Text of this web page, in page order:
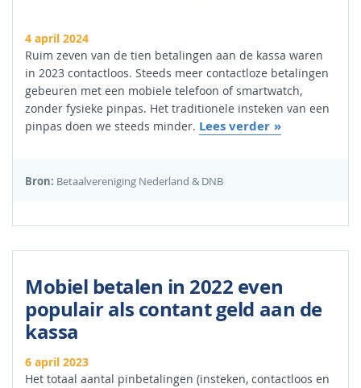
4 april 2024
Ruim zeven van de tien betalingen aan de kassa waren
in 2023 contactloos. Steeds meer contactloze betalingen
gebeuren met een mobiele telefoon of smartwatch,
zonder fysieke pinpas. Het traditionele insteken van een
pinpas doen we steeds minder. Lees verder
Bron: Betaalvereniging Nederland & DNB
Mobiel betalen in 2022 even
populair als contant geld aan de
kassa
6 april 2023
Het totaal aantal pinbetalingen (insteken, contactloos en